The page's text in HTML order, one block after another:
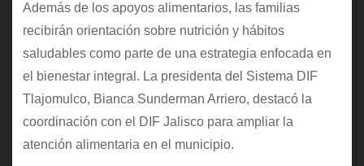
Además de los apoyos alimentarios, las familias
recibirán orientación sobre nutrición y hábitos
saludables como parte de una estrategia enfocada en
el bienestar integral. La presidenta del Sistema DIF
Tlajomulco, Bianca Sunderman Arriero, destacó la
coordinación con el DIF Jalisco para ampliar la
atención alimentaria en el municipio.